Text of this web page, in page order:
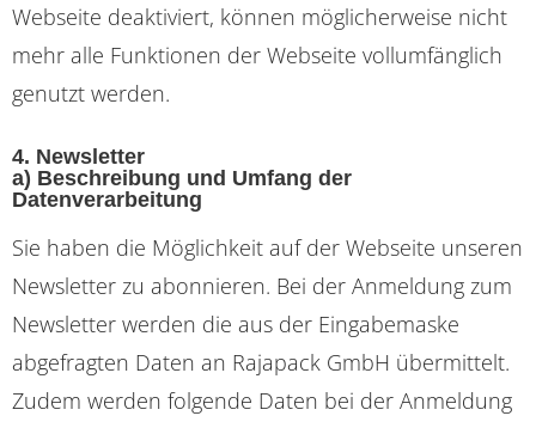
Webseite deaktiviert, können möglicherweise nicht
mehr alle Funktionen der Webseite vollumfänglich
genutzt werden.
4. Newsletter
a) Beschreibung und Umfang der
Datenverarbeitung
Sie haben die Möglichkeit auf der Webseite unseren
Newsletter zu abonnieren. Bei der Anmeldung zum
Newsletter werden die aus der Eingabemaske
abgefragten Daten an Rajapack GmbH übermittelt.
Zudem werden folgende Daten bei der Anmeldung